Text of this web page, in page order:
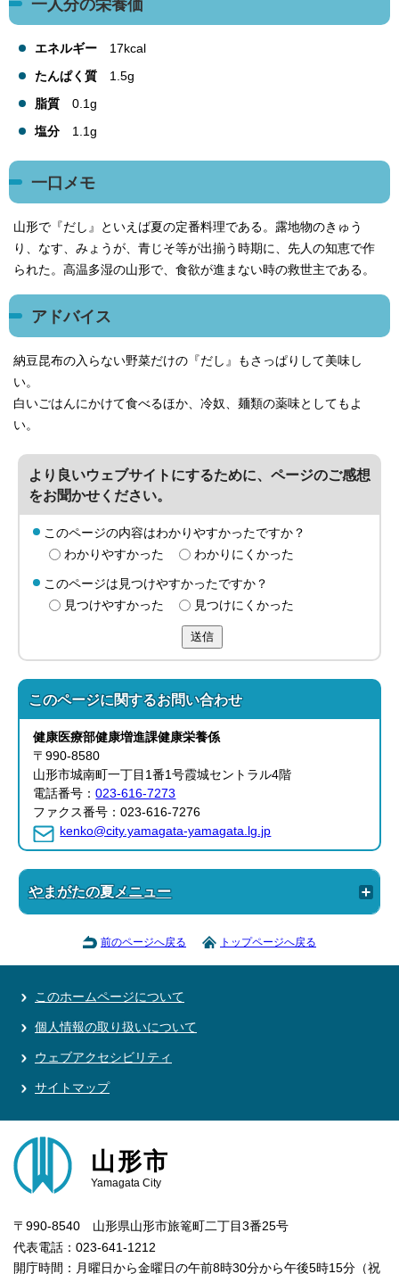
一人分の栄養価
エネルギー 17kcal
たんぱく質 1.5g
脂質 0.1g
塩分 1.1g
一口メモ
山形で『だし』といえば夏の定番料理である。露地物のきゅう
り、なす、みょうが、青じそ等が出揃う時期に、先人の知恵で作
られた。高温多湿の山形で、食欲が進まない時の救世主である。
アドバイス
納豆昆布の入らない野菜だけの『だし』もさっぱりして美味し
い。
白いごはんにかけて食べるほか、冷奴、麺類の薬味としてもよ
い。
より良いウェブサイトにするために、ページのご感想
をお聞かせください。
このページの内容はわかりやすかったですか？
わかりやすかった
わかりにくかった
このページは見つけやすかったですか？
見つけやすかった
見つけにくかった
送信
このページに関するお問い合わせ
健康医療部健康増進課健康栄養係
〒990-8580
山形市城南町一丁目1番1号霞城セントラル4階
電話番号：023-616-7273
ファクス番号：023-616-7276
kenko@city.yamagata-yamagata.lg.jp
やまがたの夏メニュー
前のページへ戻る トップページへ戻る
このホームページについて
個人情報の取り扱いについて
ウェブアクセシビリティ
サイトマップ
山形市
Yamagata City
〒990-8540 山形県山形市旅篭町二丁目3番25号
代表電話：023-641-1212
開庁時間：月曜日から金曜日の午前8時30分から午後5時15分（祝